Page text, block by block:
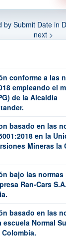
by Submit Date in
next >
conforme a las
empleando el
de la Alcaldía
basado en las
en la
Mineras la
bajo las normas
Ran-Cars
basado en las
escuela Normal